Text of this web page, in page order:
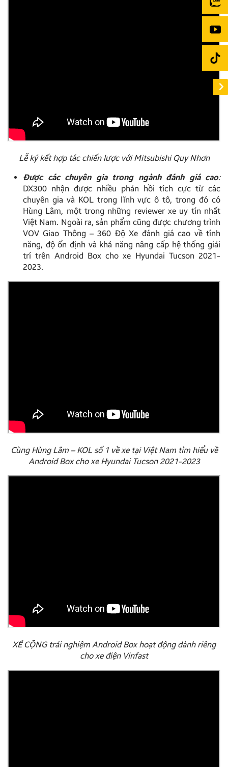
Lễ ký kết hợp tác chiến lược với Mitsubishi Quy Nhơn
Được các chuyên gia trong ngành đánh giá cao:
DX300 nhận được nhiều phản hồi tích cực từ các
chuyên gia và KOL trong lĩnh vực ô tô, trong đó có
Hùng Lâm, một trong những reviewer xe uy tín nhất
Việt Nam. Ngoài ra, sản phẩm cũng được chương trình
VOV Giao Thông – 360 Độ Xe đánh giá cao về tính
năng, độ ổn định và khả năng nâng cấp hệ thống giải
trí trên Android Box cho xe Hyundai Tucson 2021-
2023.
Cùng Hùng Lâm – KOL số 1 về xe tại Việt Nam tìm hiểu về
Android Box cho xe Hyundai Tucson 2021-2023
XẾ CỘNG trải nghiệm Android Box hoạt động dành riêng
cho xe điện Vinfast